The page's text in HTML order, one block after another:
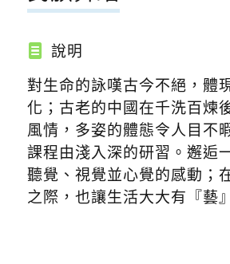
說明
對生命的詠嘆古今不絕，體
化；古老的中國在千洗百煉
風情，多姿的體態令人目不
課程由淺入深的研習。邂逅
聽覺、視覺並心覺的感動；
之際，也讓生活大大有『藝